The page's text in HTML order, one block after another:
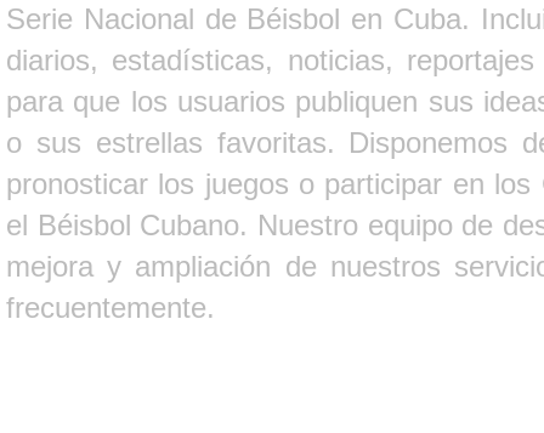
Serie Nacional de Béisbol en Cuba.
diarios, estadísticas, noticias,
para que los usuarios publiquen sus
o sus estrellas favoritas. Disponemos
pronosticar los juegos o participar en
el Béisbol Cubano. Nuestro equipo de
mejora y ampliación de nuestros
frecuentemente.